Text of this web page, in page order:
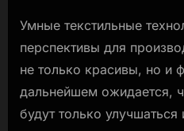
Умные текстильные
перспективы для
не только красивы, но и
дальнейшем ожидается,
будут только улучшаться